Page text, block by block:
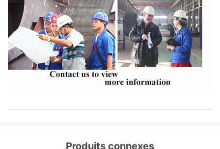
Produits connexes